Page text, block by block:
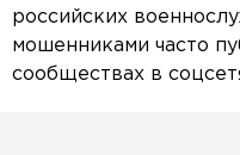
российских
мошенниками часто
сообществах в